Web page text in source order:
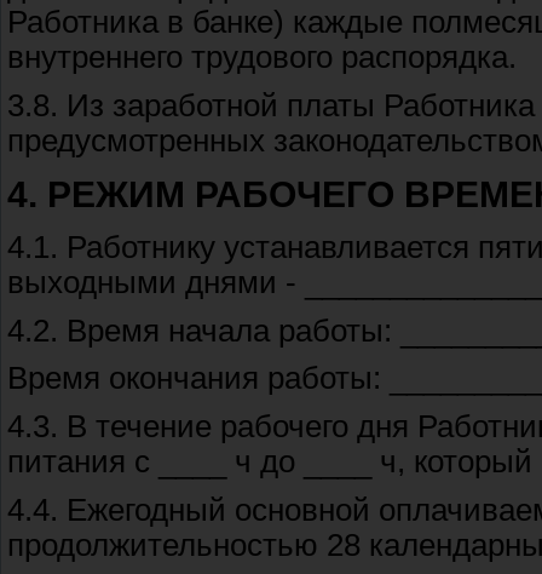
Работника в банке) каждые
внутреннего трудового распорядка.
3.8. Из заработной платы
предусмотренных
4. РЕЖИМ РАБОЧЕГО
4.1. Работнику устанавливается
выходными днями -
4.2. Время начала работы:
Время окончания работы:
4.3. В течение рабочего дня
питания с ____ ч до ____ ч,
4.4. Ежегодный основной
продолжительностью 28